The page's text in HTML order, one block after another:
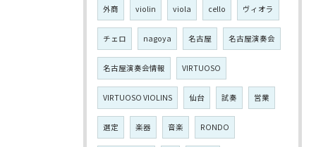
外商 violin viola cello ヴィオラ
チェロ nagoya 名古屋 名古屋演奏会
名古屋演奏会情報 VIRTUOSO
VIRTUOSO VIOLINS 仙台 試奏 営業
選定 楽器 音楽 RONDO